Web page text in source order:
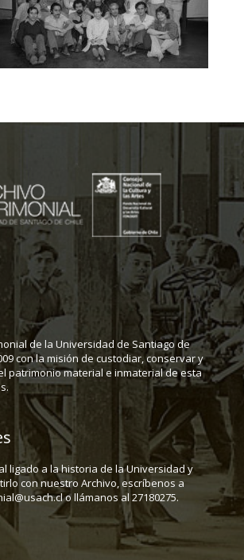
de la Universidad de Santiago de
con la misión de custodiar, conservar y
patrimonio material e inmaterial de esta
ligado a la historia de la Universidad y
con nuestro Archivo, escríbenos a
o llámanos al 27180275.